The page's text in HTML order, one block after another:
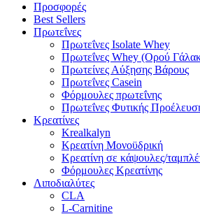
Προσφορές
Best Sellers
Πρωτεΐνες
Πρωτεΐνες Isolate Whey
Πρωτεΐνες Whey (Ορού
Πρωτείνες Αύξησης Βάρους
Πρωτεΐνες Casein
Φόρμουλες πρωτεΐνης
Πρωτεΐνες Φυτικής
Κρεατίνες
Krealkalyn
Κρεατίνη Μονοϋδρική
Κρεατίνη σε κάψουλες/
Φόρμουλες Κρεατίνης
Λιποδιαλύτες
CLA
L-Carnitine